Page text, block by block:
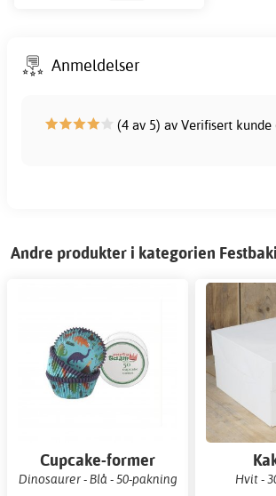
Anmeldelser
(4 av 5) av Verifisert kunde
Andre produkter i kategorien
Cupcake-former
Dinosaurer - Blå - 50-pakning Hvit -